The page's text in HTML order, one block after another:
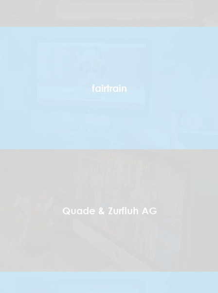
fairtrain
Quade & Zurfluh AG